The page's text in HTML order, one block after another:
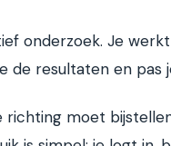
onderzoek. Je
de resultaten en pas
moet